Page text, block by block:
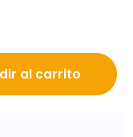
al carrito